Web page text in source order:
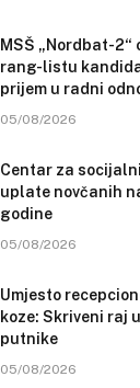
MSŠ „Nordbat-
rang-listu
prijem u radni
05/08/2026
Centar za
uplate novčanih
godine
05/08/2026
Umjesto
koze: Skriveni raj
putnike
05/08/2026